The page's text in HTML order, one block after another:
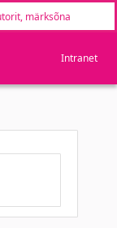
Intranet